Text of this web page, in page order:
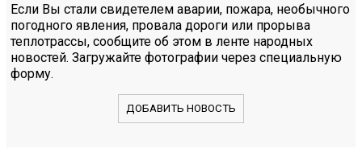
Если Вы стали свидетелем аварии, пожара, необычного
погодного явления, провала дороги или прорыва
теплотрассы, сообщите об этом в ленте народных
новостей. Загружайте фотографии через специальную
форму.
ДОБАВИТЬ НОВОСТЬ